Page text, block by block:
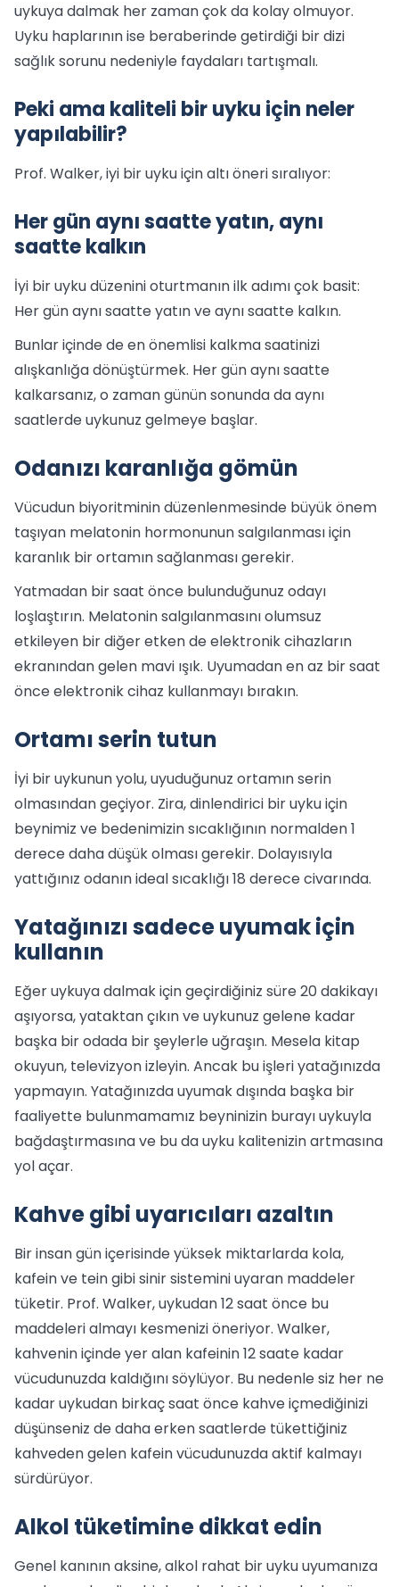
uykuya dalmak her zaman çok da kolay olmuyor.
Uyku haplarının ise beraberinde getirdiği bir dizi
sağlık sorunu nedeniyle faydaları tartışmalı.
Peki ama kaliteli bir uyku için neler
yapılabilir?
Prof. Walker, iyi bir uyku için altı öneri sıralıyor:
Her gün aynı saatte yatın, aynı
saatte kalkın
İyi bir uyku düzenini oturtmanın ilk adımı çok basit:
Her gün aynı saatte yatın ve aynı saatte kalkın.
Bunlar içinde de en önemlisi kalkma saatinizi
alışkanlığa dönüştürmek. Her gün aynı saatte
kalkarsanız, o zaman günün sonunda da aynı
saatlerde uykunuz gelmeye başlar.
Odanızı karanlığa gömün
Vücudun biyoritminin düzenlenmesinde büyük önem
taşıyan melatonin hormonunun salgılanması için
karanlık bir ortamın sağlanması gerekir.
Yatmadan bir saat önce bulunduğunuz odayı
loşlaştırın. Melatonin salgılanmasını olumsuz
etkileyen bir diğer etken de elektronik cihazların
ekranından gelen mavi ışık. Uyumadan en az bir saat
önce elektronik cihaz kullanmayı bırakın.
Ortamı serin tutun
İyi bir uykunun yolu, uyuduğunuz ortamın serin
olmasından geçiyor. Zira, dinlendirici bir uyku için
beynimiz ve bedenimizin sıcaklığının normalden 1
derece daha düşük olması gerekir. Dolayısıyla
yattığınız odanın ideal sıcaklığı 18 derece civarında.
Yatağınızı sadece uyumak için
kullanın
Eğer uykuya dalmak için geçirdiğiniz süre 20 dakikayı
aşıyorsa, yataktan çıkın ve uykunuz gelene kadar
başka bir odada bir şeylerle uğraşın. Mesela kitap
okuyun, televizyon izleyin. Ancak bu işleri yatağınızda
yapmayın. Yatağınızda uyumak dışında başka bir
faaliyette bulunmamamız beyninizin burayı uykuyla
bağdaştırmasına ve bu da uyku kalitenizin artmasına
yol açar.
Kahve gibi uyarıcıları azaltın
Bir insan gün içerisinde yüksek miktarlarda kola,
kafein ve tein gibi sinir sistemini uyaran maddeler
tüketir. Prof. Walker, uykudan 12 saat önce bu
maddeleri almayı kesmenizi öneriyor. Walker,
kahvenin içinde yer alan kafeinin 12 saate kadar
vücudunuzda kaldığını söylüyor. Bu nedenle siz her ne
kadar uykudan birkaç saat önce kahve içmediğinizi
düşünseniz de daha erken saatlerde tükettiğiniz
kahveden gelen kafein vücudunuzda aktif kalmayı
sürdürüyor.
Alkol tüketimine dikkat edin
Genel kanının aksine, alkol rahat bir uyku uyumanıza